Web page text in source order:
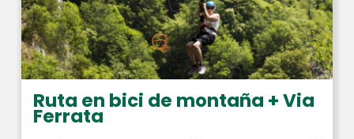
Ruta en bici de montaña + Via
Ferrata